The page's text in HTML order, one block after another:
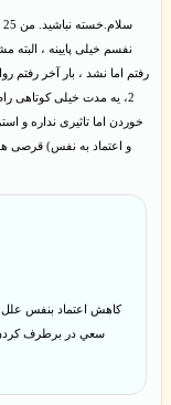
نفسم خیلی پایینه ، البته
2، یه مدت خیلی کوتاهی
خوردن اما تاثیری نداره و
و اعتماد به نفس) قرصی
سعي در برطرف كردن